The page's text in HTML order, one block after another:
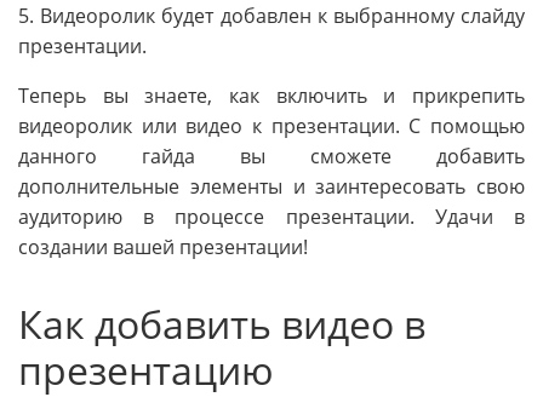
5. Видеоролик будет добавлен к выбранному слайду
презентации.
Теперь вы знаете, как включить и прикрепить
видеоролик или видео к презентации. С помощью
данного гайда вы сможете добавить
дополнительные элементы и заинтересовать свою
аудиторию в процессе презентации. Удачи в
создании вашей презентации!
Как добавить видео в
презентацию